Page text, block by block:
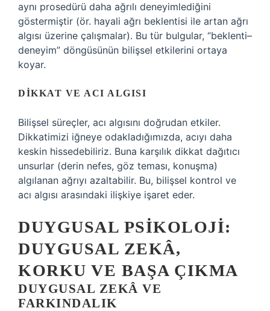
aynı prosedürü daha ağrılı deneyimlediğini
göstermiştir (ör. hayali ağrı beklentisi ile artan ağrı
algısı üzerine çalışmalar). Bu tür bulgular, “beklenti–
deneyim” döngüsünün bilişsel etkilerini ortaya
koyar.
DIKKAT VE ACI ALGISI
Bilişsel süreçler, acı algısını doğrudan etkiler.
Dikkatimizi iğneye odakladığımızda, acıyı daha
keskin hissedebiliriz. Buna karşılık dikkat dağıtıcı
unsurlar (derin nefes, göz teması, konuşma)
algılanan ağrıyı azaltabilir. Bu, bilişsel kontrol ve
acı algısı arasındaki ilişkiye işaret eder.
DUYGUSAL PSIKOLOJI:
DUYGUSAL ZEKÂ,
KORKU VE BAŞA ÇIKMA
DUYGUSAL ZEKÂ VE
FARKINDALIK